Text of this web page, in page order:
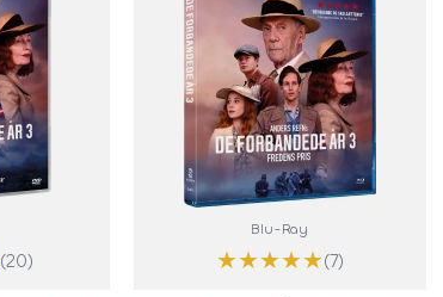
(20)
Blu-Ray
★★★★★(7)